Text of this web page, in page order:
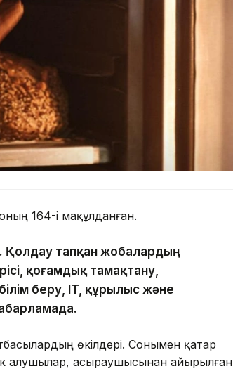
164-і мақұлданған.
Қолдау тапқан жобалардың
қоғамдық тамақтану,
беру, IT, құрылыс және
өкілдері. Сонымен қатар
алушылар, асыраушысынан айырылған